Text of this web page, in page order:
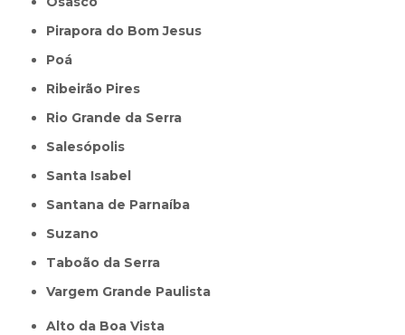
Pirapora do Bom Jesus
Poá
Ribeirão Pires
Rio Grande da Serra
Salesópolis
Santa Isabel
Santana de Parnaíba
Suzano
Taboão da Serra
Vargem Grande Paulista
Alto da Boa Vista